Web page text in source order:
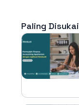
Paling Disukai